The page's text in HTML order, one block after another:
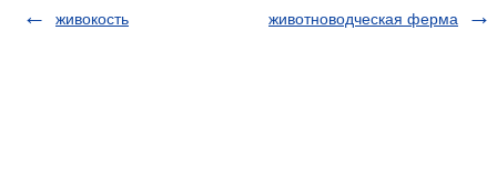
живокость животноводческая ферма